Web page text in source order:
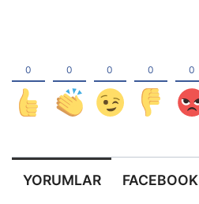
YORUMLAR FACEBOOK